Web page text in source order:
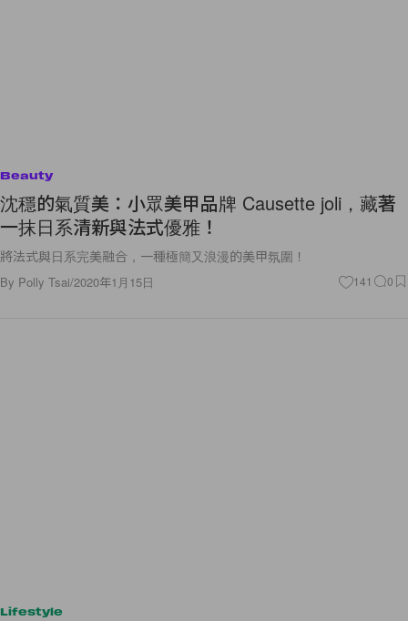
Beauty
沈穩的氣質美：小眾美甲品牌 Causette joli，藏著
一抹日系清新與法式優雅！
將法式與日系完美融合，一種極簡又浪漫的美甲氛圍！
By Polly Tsai/2020年1月15日 141 0
Lifestyle